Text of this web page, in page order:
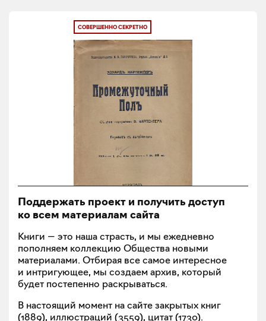
СОВЕРШЕННО СЕКРЕТНО
Поддержать проект и получить доступ
ко всем материалам сайта
Книги — это наша страсть, и мы ежедневно
пополняем коллекцию Общества новыми
материалами. Отбирая все самое интересное
и интригующее, мы создаем архив, который
будет постепенно раскрываться.
В настоящий момент на сайте закрытых книг
(1889), иллюстраций (3559), цитат (1730).